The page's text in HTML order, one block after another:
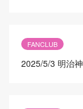
FANCLUB
2025/5/3 明治